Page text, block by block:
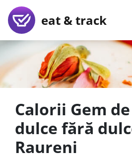
eat & track
Calorii Gem
dulce fără
Raureni